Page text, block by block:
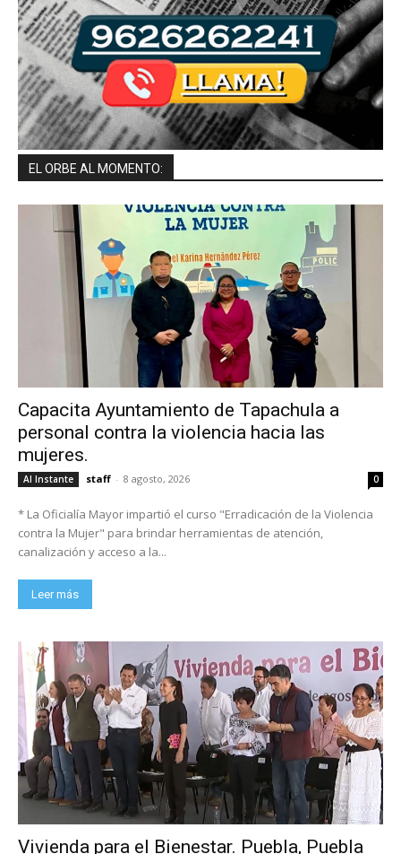
EL ORBE AL MOMENTO:
Capacita Ayuntamiento de Tapachula a
personal contra la violencia hacia las
mujeres.
Al Instante staff - 8 agosto, 2026 0
* La Oficialía Mayor impartió el curso "Erradicación de la Violencia
contra la Mujer" para brindar herramientas de atención,
canalización y acceso a la...
Leer más
Vivienda para el Bienestar. Puebla, Puebla